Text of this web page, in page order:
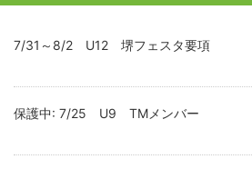
7/31～8/2 U12 堺フェスタ要項
保護中: 7/25 U9 TMメンバー